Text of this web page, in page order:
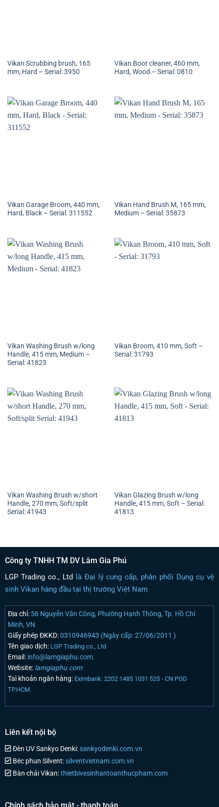
Vikan Scrubbing brush, 165
mm, Hard – Serial: 3950
Vikan Boot cleaner, 460 mm,
Hard, Wood – Serial: 0810
Vikan Garage Broom, 440 mm,
Hard, Black – Serial: 311552
Vikan Hand Brush M, 165 mm,
Medium – Serial: 35873
Vikan Washing Brush w/long
Handle, 415 mm, Medium –
Serial: 41823
Vikan Broom, 410 mm, Soft –
Serial: 31793
Vikan Washing Brush w/short
Handle, 270 mm, Soft/split
Serial: 41943
Vikan Glazing Brush w/long
Handle, 415 mm, Soft – Serial:
41813
Công ty TNHH TM DV Lâm Gia Phú
LGP Trading co., Ltd là Đại lý cung cấp, phân phối Dụng cụ vệ
sinh Vikan hàng đầu tại thị trường Việt Nam
Địa chỉ:56 Nguyễn Văn Công, Phường Hạnh Thông, Tp. Hồ Chí
Minh, VN
Giấy phép ĐKKD:0310946943 (Ngày cấp: 27/06/2011 )
Tên giao dịch: LGP Trading co., Ltd
Email:info@lamgiaphu.com.
Website:lamgiaphu.com
Taì khoản ngân hàng: Eximbank: 2202 1485 1031 525 - CN PGD
TP.HCM.
Liên kết nội bộ
Đèn UV Sankyo Denki:sankyodenki.com.vn
Béc phun Silvent:silventvietnam.com.vn
Bàn chải Vikan:thietbivesinhantoanthucpham.com